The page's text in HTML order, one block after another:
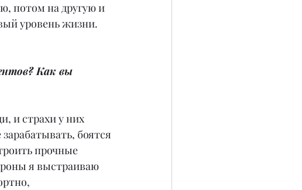
потом на другую и
уровень жизни.
Как вы
и страхи у них
боятся
прочные
я выстраиваю